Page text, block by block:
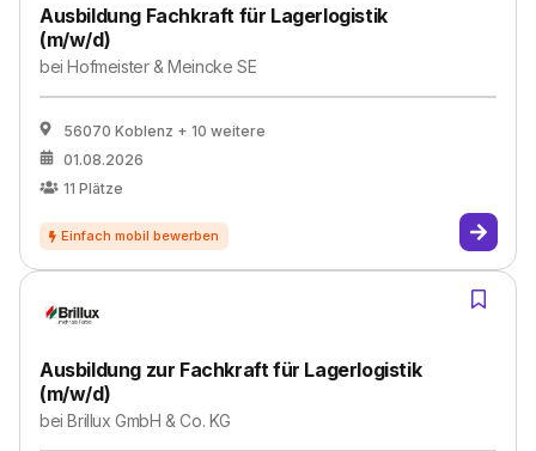
Ausbildung Fachkraft für Lagerlogistik
(m/w/d)
beiHofmeister & Meincke SE
56070 Koblenz + 10 weitere
01.08.2026
11 Plätze
Ausbildung zur Fachkraft für Lagerlogistik
(m/w/d)
beiBrillux GmbH & Co. KG